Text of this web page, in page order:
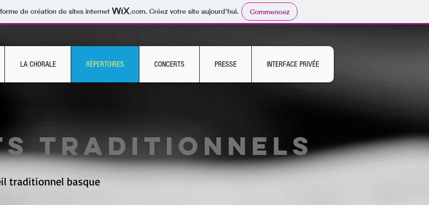
de création de sites internet .com. Créez votre site aujourd'hui. Commencez
LA CHORALE RÉPERTOIRES CONCERTS PRESSE INTERFACE PRIVÉE
traditionnels
traditionnel basque